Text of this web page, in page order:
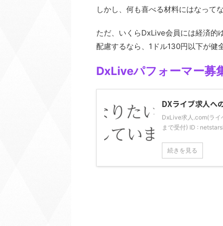
しかし、何も喜べる材料にはなって
ただ、いくらDxLive会員には経済的
配慮するなら、1ドル130円以下が健
DxLiveパフォーマー募
DXライブ求人へ
DxLive求人.com(ライ
まで受付) ID :
続きを見る